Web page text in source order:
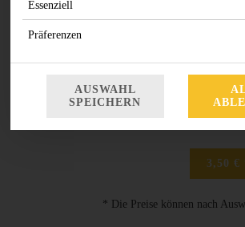
3,50 €
* Die Preise können nach
Essenziell
Präferenzen
AUSWAHL
SPEICHERN